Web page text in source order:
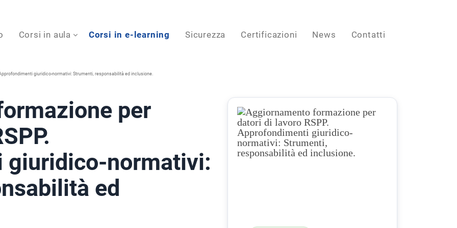
Corsi in aula Corsi in e-learning Sicurezza Certificazioni News Contatti
giuridico-normativi: Strumenti, responsabilità ed inclusione.
per
giuridico-normativi:
ed